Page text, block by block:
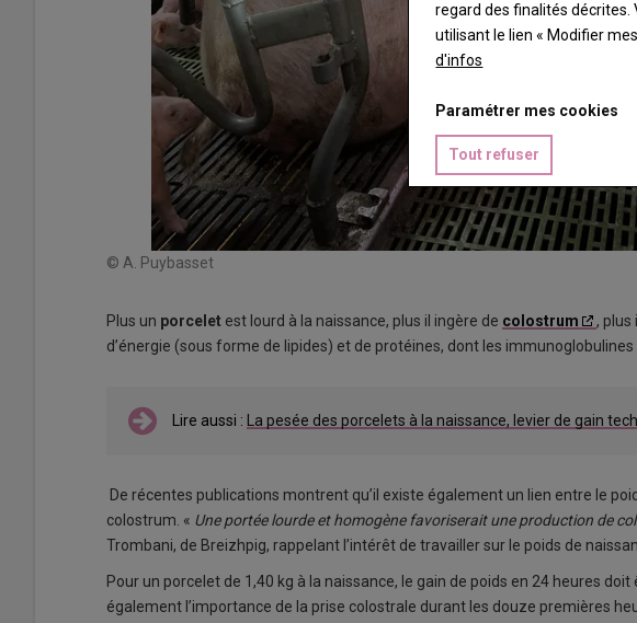
© A. Puybasset
Plus un porcelet est lourd à la naissance, plus il ingère de colostrum
, plus
d’énergie (sous forme de lipides) et de protéines, dont les
Lire aussi : La pesée des porcelets à la naissance, levier de gain
De récentes publications montrent qu’il existe également un lien entre le
colostrum. « Une portée lourde et homogène favoriserait une production de
Trombani, de Breizhpig, rappelant l’intérêt de travailler sur le poids de
Pour un porcelet de 1,40 kg à la naissance, le gain de poids en 24 heures
également l’importance de la prise colostrale durant les douze premières
regard des finalités décrites.
utilisant le lien « Modifier
d'infos
Paramétrer mes cookies
Tout refuser